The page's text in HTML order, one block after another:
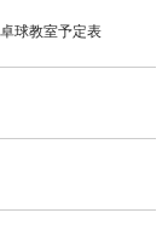
球教室予定表